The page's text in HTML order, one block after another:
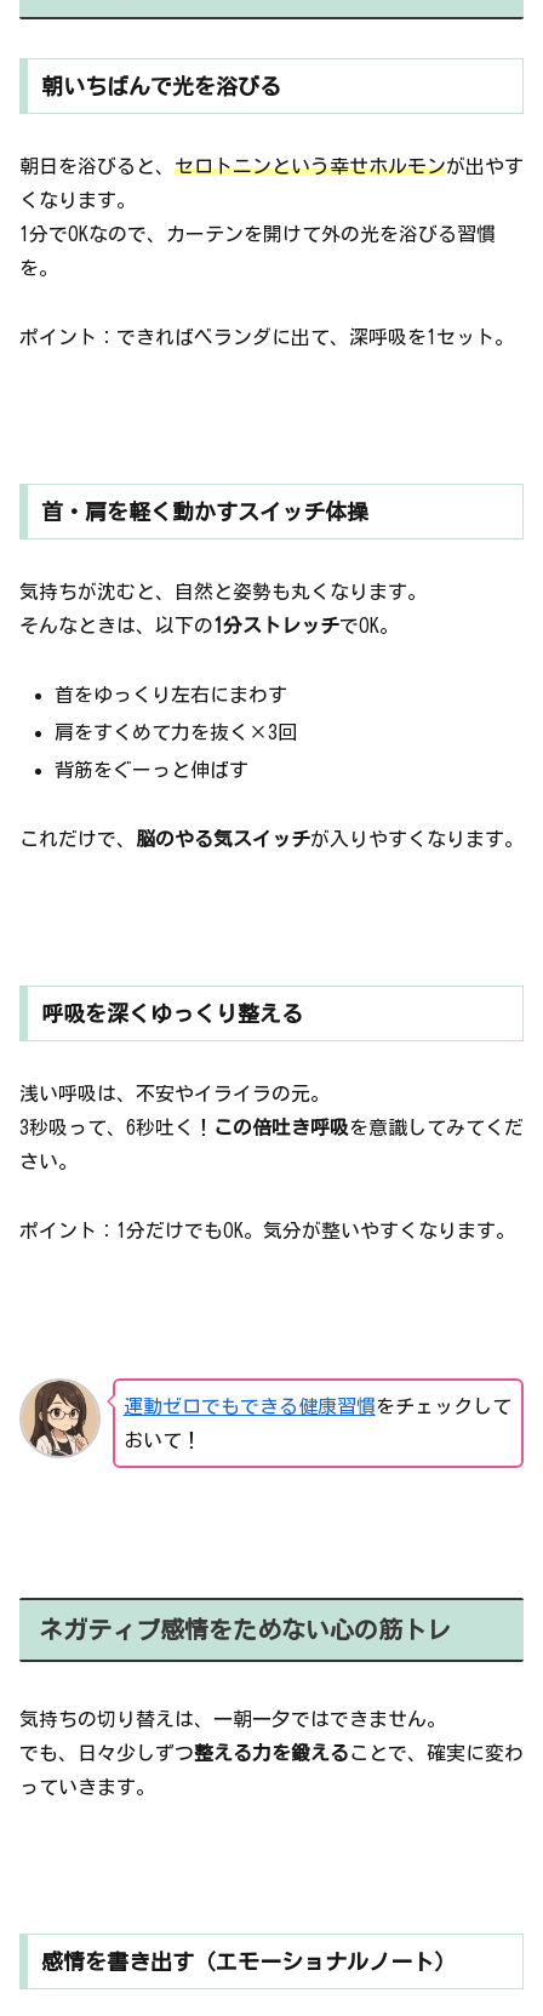
朝いちばんで光を浴びる
朝日を浴びると、 セロトニンという幸せホルモンが出やす
くなります。
1分でOKなので、カーテンを開けて外の光を浴びる習慣
を。
ポイント：できればベランダに出て、深呼吸を1セット。
首・肩を軽く動かすスイッチ体操
気持ちが沈むと、自然と姿勢も丸くなります。
そんなときは、以下の1分ストレッチでOK。
首をゆっくり左右にまわす
肩をすくめて力を抜く×3回
背筋をぐーっと伸ばす
これだけで、 脳のやる気スイッチが入りやすくなります。
呼吸を深くゆっくり整える
浅い呼吸は、不安やイライラの元。
3秒吸って、6秒吐く！ この倍吐き呼吸を意識してみてくだ
さい。
ポイント：1分だけでもOK。気分が整いやすくなります。
運動ゼロでもできる健康習慣をチェックして
おいて！
ネガティブ感情をためない心の筋トレ
気持ちの切り替えは、一朝一夕ではできません。
でも、日々少しずつ整える力を鍛えることで、確実に変わ
っていきます。
感情を書き出す（エモーショナルノート）